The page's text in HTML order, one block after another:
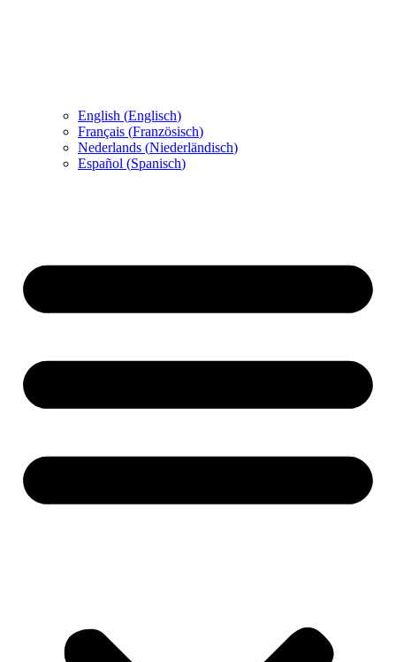
English (Englisch)
Français (Französisch)
Nederlands (Niederländisch)
Español (Spanisch)